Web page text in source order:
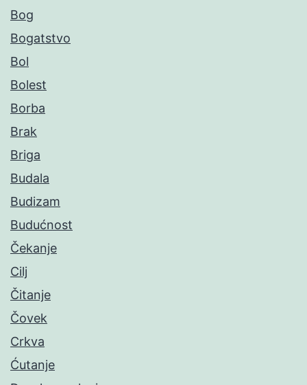
Bog
Bogatstvo
Bol
Bolest
Borba
Brak
Briga
Budala
Budizam
Budućnost
Čekanje
Cilj
Čitanje
Čovek
Crkva
Ćutanje